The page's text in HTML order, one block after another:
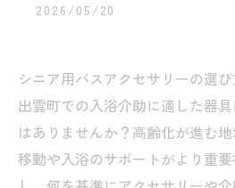
2026/05/20
シニア用バスアクセサリーの選
出雲町での入浴介助に適した器
はありませんか？高齢化が進む
移動や入浴のサポートがより重